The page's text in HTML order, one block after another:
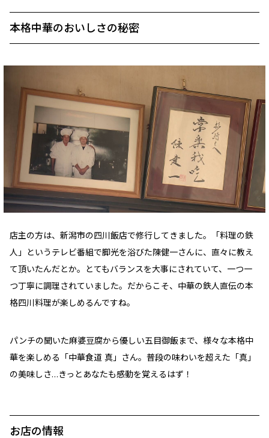
本格中華のおいしさの秘密
店主の方は、新潟市の四川飯店で修行してきました。「料理の鉄
人」というテレビ番組で脚光を浴びた陳健一さんに、直々に教え
て頂いたんだとか。とてもバランスを大事にされていて、一つ一
つ丁寧に調理されていました。だからこそ、中華の鉄人直伝の本
格四川料理が楽しめるんですね。
パンチの聞いた麻婆豆腐から優しい五目御飯まで、様々な本格中
華を楽しめる「中華食道 真」さん。普段の味わいを超えた「真」
の美味しさ…きっとあなたも感動を覚えるはず！
お店の情報